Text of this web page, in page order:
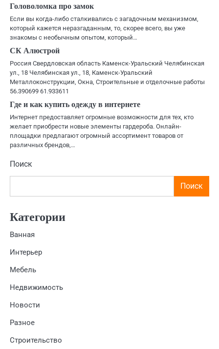
Головоломка про замок
Если вы когда-либо сталкивались с загадочным механизмом,
который кажется неразгаданным, то, скорее всего, вы уже
знакомы с необычным опытом, который…
СК Алюстрой
Россия Свердловская область Каменск-Уральский Челябинская
ул., 18 Челябинская ул., 18, Каменск-Уральский
Металлоконструкции, Окна, Строительные и отделочные работы
56.390699 61.933611
Где и как купить одежду в интернете
Интернет предоставляет огромные возможности для тех, кто
желает приобрести новые элементы гардероба. Онлайн-
площадки предлагают огромный ассортимент товаров от
различных брендов,…
Поиск
Поиск
Категории
Ванная
Интерьер
Мебель
Недвижимость
Новости
Разное
Строительство